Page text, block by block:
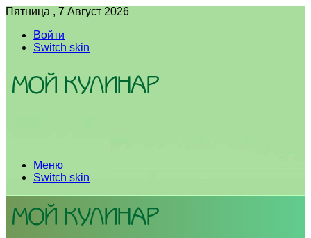
Пятница , 7 Август 2026
Войти
Switch skin
Меню
Switch skin